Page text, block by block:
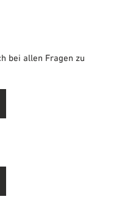
bei allen Fragen zu